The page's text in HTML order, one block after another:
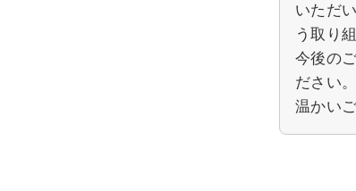
いただ
う取り
今後の
ださい。
温かい